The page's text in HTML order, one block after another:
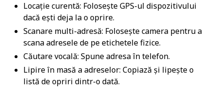
Locație curentă: Folosește GPS-ul dispozitivului
dacă ești deja la o oprire.
Scanare multi-adresă: Folosește camera pentru a
scana adresele de pe etichetele fizice.
Căutare vocală: Spune adresa în telefon.
Lipire în masă a adreselor: Copiază și lipește o
listă de opriri dintr-o dată.